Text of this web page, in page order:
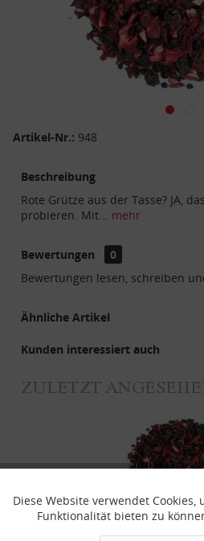
Artikel-Nr.: 948
Beschreibung
Rote Grütze aus der Tasse? JA,
probieren. Mit... mehr
Bewertungen
0
Bewertungen lesen, schreiben
Ähnliche Artikel
Kunden interessiert auch
ZULETZT
Funktionale
Diese Website verwendet
Funktionalität bieten zu